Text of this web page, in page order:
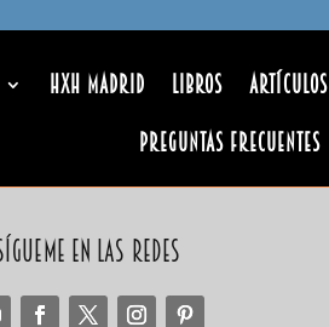
HxH Madrid Libros Artículos
Preguntas Frecuentes
en las redes